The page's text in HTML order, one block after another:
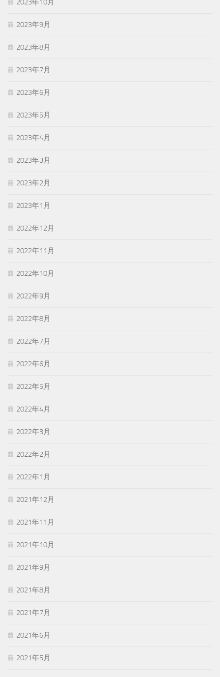
2023年10月
2023年9月
2023年8月
2023年7月
2023年6月
2023年5月
2023年4月
2023年3月
2023年2月
2023年1月
2022年12月
2022年11月
2022年10月
2022年9月
2022年8月
2022年7月
2022年6月
2022年5月
2022年4月
2022年3月
2022年2月
2022年1月
2021年12月
2021年11月
2021年10月
2021年9月
2021年8月
2021年7月
2021年6月
2021年5月